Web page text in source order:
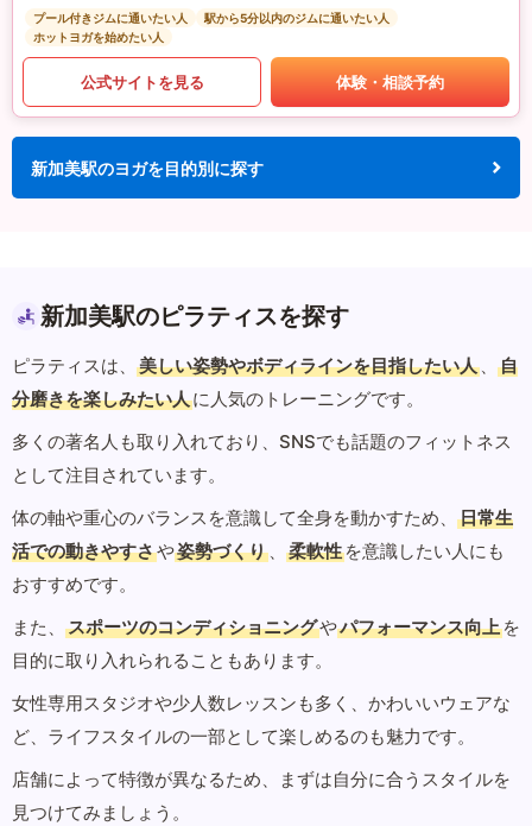
プール付きジムに通いたい人
駅から5分以内のジムに通いたい人
ホットヨガを始めたい人
公式サイトを見る 体験・相談予約
新加美駅のヨガを目的別に探す
新加美駅のピラティスを探す
ピラティスは、 美しい姿勢やボディラインを目指したい人 、
自
分磨きを楽しみたい人に人気のトレーニングです。
多くの著名人も取り入れており、SNSでも話題のフィットネス
として注目されています。
体の軸や重心のバランスを意識して全身を動かすため、
日常生
活での動きやすさや姿勢づくり 、 柔軟性 を意識したい人にも
おすすめです。
また、
スポーツのコンディショニングやパフォーマンス向上 を
目的に取り入れられることもあります。
女性専用スタジオや少人数レッスンも多く、かわいいウェアな
ど、ライフスタイルの一部として楽しめるのも魅力です。
店舗によって特徴が異なるため、まずは自分に合うスタイルを
見つけてみましょう。